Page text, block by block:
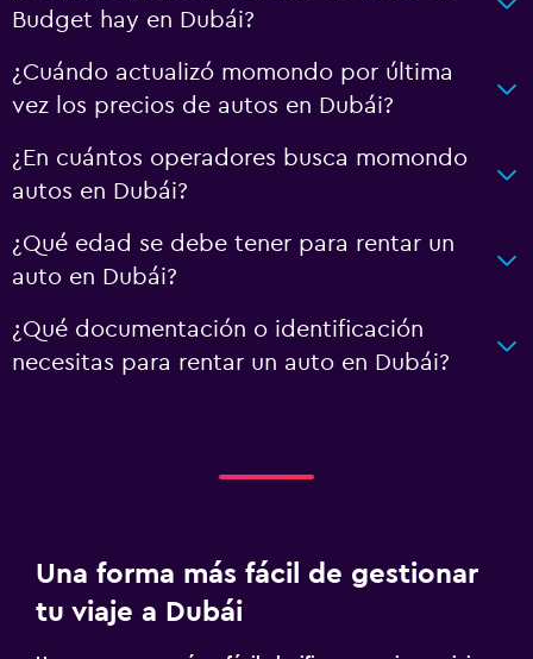
Budget hay en Dubái?
¿Cuándo actualizó momondo por última
vez los precios de autos en Dubái?
¿En cuántos operadores busca momondo
autos en Dubái?
¿Qué edad se debe tener para rentar un
auto en Dubái?
¿Qué documentación o identificación
necesitas para rentar un auto en Dubái?
Una forma más fácil de gestionar
tu viaje a Dubái